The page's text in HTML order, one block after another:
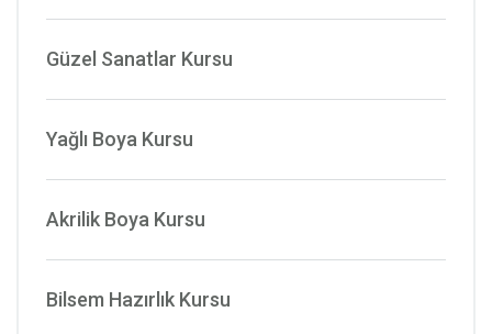
Güzel Sanatlar Kursu
Yağlı Boya Kursu
Akrilik Boya Kursu
Bilsem Hazırlık Kursu